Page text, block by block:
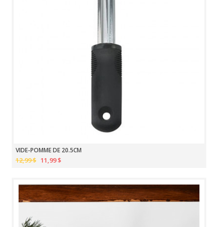
VIDE-POMME DE 20.5CM
12,99 $ 11,99 $